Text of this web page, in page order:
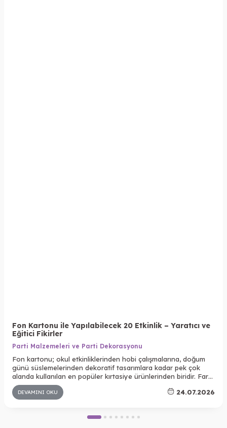
Fon Kartonu ile Yapılabilecek 20 Etkinlik – Yaratıcı ve
Eğitici Fikirler
Parti Malzemeleri ve Parti Dekorasyonu
Fon kartonu; okul etkinliklerinden hobi çalışmalarına, doğum
günü süslemelerinden dekoratif tasarımlara kadar pek çok
alanda kullanılan en popüler kırtasiye ürünlerinden biridir. Farklı
renk seçenekleri, kolay kesilebilmesi ve dayanıklı yapısı
sayesinde hem çocuklar hem de yetişkinler için yaratıcı
projelerin vazgeçilmez malzemelerinden biridir.
DEVAMINI OKU 24.07.2026